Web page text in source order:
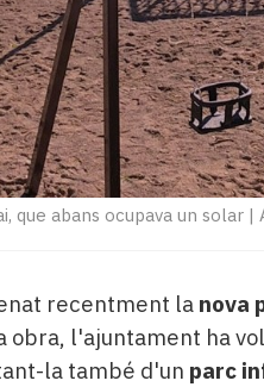
que abans ocupava un solar |
recentment la nova
obra, l'ajuntament ha
la també d'un parc